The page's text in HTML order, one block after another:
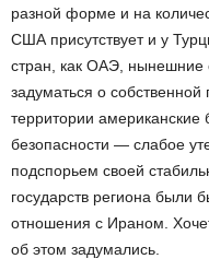
разной форме и на
США присутствует и у
стран, как ОАЭ, нынешние
задуматься о
территории американские
безопасности — слабое
подспорьем своей
государств региона были
отношения с Ираном.
об этом задумались.